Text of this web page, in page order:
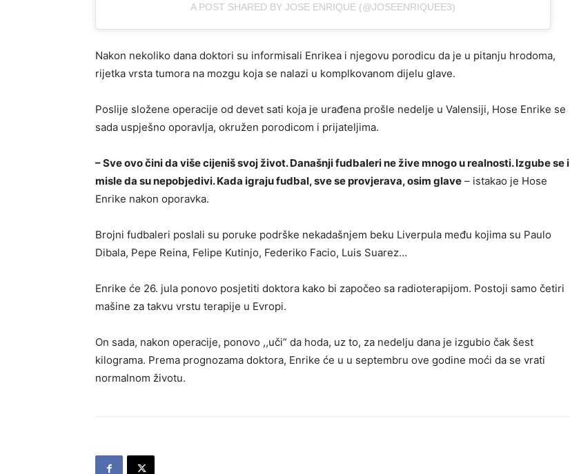
A POST SHARED BY JOSE ENRIQUE (@JOSEENRIQUEE3)
Nakon nekoliko dana doktori su informisali Enrikea i njegovu porodicu da je u pitanju hrodoma,
rijetka vrsta tumora na mozgu koja se nalazi u komplkovanom dijelu glave.
Poslije složene operacije od devet sati koja je urađena prošle nedelje u Valensiji, Hose Enrike se
sada uspješno oporavlja, okružen porodicom i prijateljima.
– Sve ovo čini da više cijeniš svoj život. Današnji fudbaleri ne žive mnogo u realnosti. Izgube se i
misle da su nepobjedivi. Kada igraju fudbal, sve se provjerava, osim glave – istakao je Hose
Enrike nakon oporavka.
Brojni fudbaleri poslali su poruke podrške nekadašnjem beku Liverpula među kojima su Paulo
Dibala, Pepe Reina, Felipe Kutinjo, Federiko Facio, Luis Suarez…
Enrike će 26. jula ponovo posjetiti doktora kako bi započeo sa radioterapijom. Postoji samo četiri
mašine za takvu vrstu terapije u Evropi.
On sada, nakon operacije, ponovo ,,uči” da hoda, uz to, za nedelju dana je izgubio čak šest
kilograma. Prema prognozama doktora, Enrike će u u septembru ove godine moći da se vrati
normalnom životu.